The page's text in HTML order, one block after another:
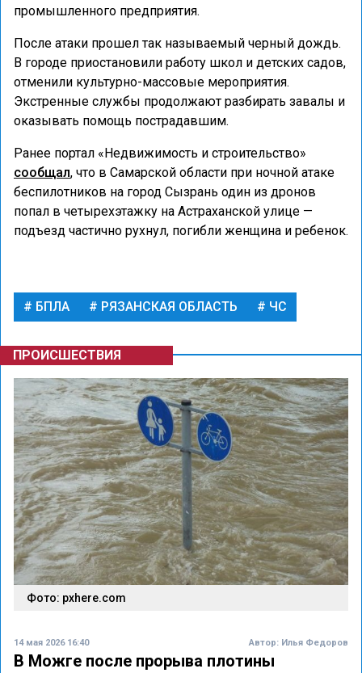
промышленного предприятия.
После атаки прошел так называемый черный дождь.
В городе приостановили работу школ и детских садов,
отменили культурно-массовые мероприятия.
Экстренные службы продолжают разбирать завалы и
оказывать помощь пострадавшим.
Ранее портал «Недвижимость и строительство»
сообщал, что в Самарской области при ночной атаке
беспилотников на город Сызрань один из дронов
попал в четырехэтажку на Астраханской улице —
подъезд частично рухнул, погибли женщина и ребенок.
БПЛА РЯЗАНСКАЯ ОБЛАСТЬ ЧС
ПРОИСШЕСТВИЯ
Фото: pxhere.com
14 мая 2026 16:40 Автор: Илья Федоров
В Можге после прорыва плотины